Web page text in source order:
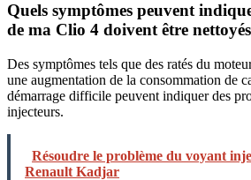
Quels symptômes peuvent
de ma Clio 4 doivent être
Des symptômes tels que des ratés du
une augmentation de la consommation de
démarrage difficile peuvent indiquer des
injecteurs.
Résoudre le problème du voyant
Renault Kadjar